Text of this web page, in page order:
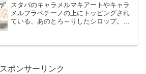
スタバのキャラメルマキアートやキャラ
メルフラペチーノの上にトッピングされ
ている、あのとろ～りしたシロップ。な
もの、業務スーパーで売ってるんです。
スポンサーリンク